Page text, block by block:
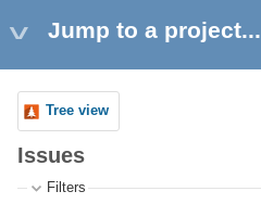
Jump to a project...
Tree view
Issues
Filters